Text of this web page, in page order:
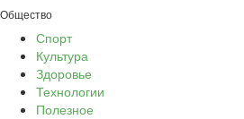
Общество
Спорт
Культура
Здоровье
Технологии
Полезное